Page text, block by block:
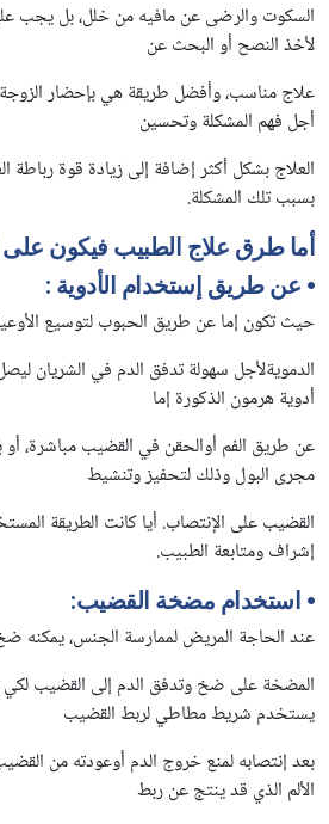
السكوت والرضى عن مافيه من خلل، بل يجب
لأخذ النصح أو البحث عن
علاج مناسب، وأفضل طريقة هي بإحضار
أجل فهم المشكلة وتحسين
العلاج بشكل أكثر إضافة إلى زيادة قوة رباطة
بسبب تلك المشكلة.
أما طرق علاج الطبيب فيكون على
• عن طريق إستخدام الأدوية :
حيث تكون إما عن طريق الحبوب لتوسيع
الدمويةلأجل سهولة تدفق الدم في الشريان
أدوية هرمون الذكورة إما
عن طريق الفم أوالحقن في القضيب مباشرة،
مجرى البول وذلك لتحفيز وتنشيط
القضيب على الإنتصاب. أيا كانت الطريقة
إشراف ومتابعة الطبيب.
• استخدام مضخة القضيب:
عند الحاجة المريض لممارسة الجنس، يمكنه
المضخة على ضخ وتدفق الدم إلى القضيب
يستخدم شريط مطاطي لربط القضيب
بعد إنتصابه لمنع خروج الدم أوعودته من
الألم الذي قد ينتج عن ربط